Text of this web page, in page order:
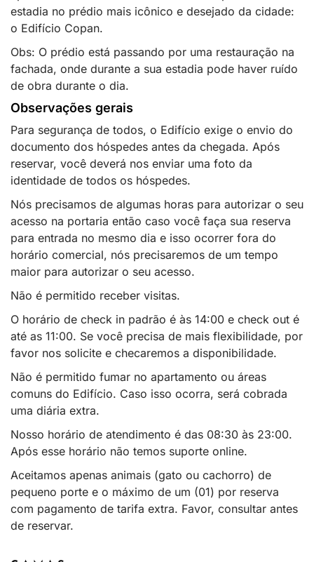
estadia no prédio mais icônico e desejado da cidade:
o Edifício Copan.
Obs: O prédio está passando por uma restauração na
fachada, onde durante a sua estadia pode haver ruído
de obra durante o dia.
Observações gerais
Para segurança de todos, o Edifício exige o envio do
documento dos hóspedes antes da chegada. Após
reservar, você deverá nos enviar uma foto da
identidade de todos os hóspedes.
Nós precisamos de algumas horas para autorizar o seu
acesso na portaria então caso você faça sua reserva
para entrada no mesmo dia e isso ocorrer fora do
horário comercial, nós precisaremos de um tempo
maior para autorizar o seu acesso.
Não é permitido receber visitas.
O horário de check in padrão é às 14:00 e check out é
até as 11:00. Se você precisa de mais flexibilidade, por
favor nos solicite e checaremos a disponibilidade.
Não é permitido fumar no apartamento ou áreas
comuns do Edifício. Caso isso ocorra, será cobrada
uma diária extra.
Nosso horário de atendimento é das 08:30 às 23:00.
Após esse horário não temos suporte online.
Aceitamos apenas animais (gato ou cachorro) de
pequeno porte e o máximo de um (01) por reserva
com pagamento de tarifa extra. Favor, consultar antes
de reservar.